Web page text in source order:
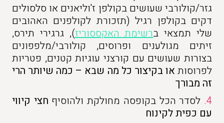
גזר/קולורבי שעושים בקולפן ז'וליאנים או סלסולים
דקים בקולפן רגיל (תזכורת לקולפנים האהובים
שלי תמצאי ברשימת האקססוריז), גרגירי תירס,
זיתים מגולענים ופרוסים, קולורבי/מלפפונים
בצורות שעושים עם קורצני עוגיות קטנים, פטריות
לפרוסות או בקיצור כל מה שבא – כמה שיותר הרי
זה מבורך
4. לסדר הכל בקופסה מחולקת ולהוסיף חצי קיווי
עם כפית לקינוח